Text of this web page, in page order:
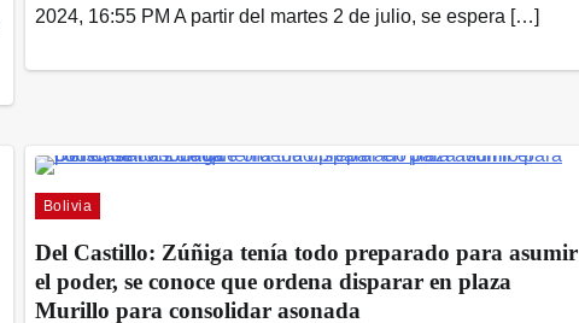
2024, 16:55 PM A partir del martes 2 de julio, se espera […]
Bolivia
Del Castillo: Zúñiga tenía todo preparado para asumir
el poder, se conoce que ordena disparar en plaza
Murillo para consolidar asonada